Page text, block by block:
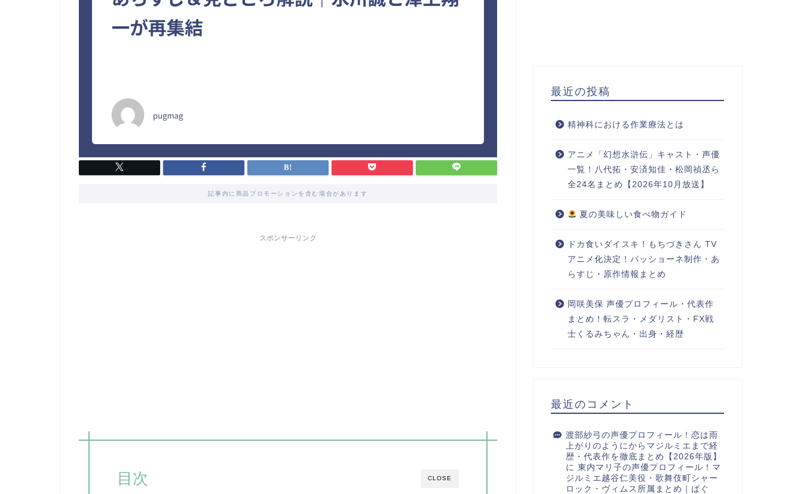
記事内に商品プロモーションを含む場合があります
スポンサーリンク
CLOSE
目次
最近の投稿
精神科における作業療法とは
アニメ「幻想水滸伝」キャスト・声優
一覧！八代拓・安済知佳・松岡禎丞ら
全24名まとめ【2026年10月放送】
夏の美味しい食べ物ガイド
ドカ食いダイスキ！もちづきさん TV
アニメ化決定！パッショーネ制作・あ
らすじ・原作情報まとめ
岡咲美保 声優プロフィール・代表作
まとめ！転スラ・メダリスト・FX戦
士くるみちゃん・出身・経歴
最近のコメント
渡部紗弓の声優プロフィール！恋は雨
上がりのようにからマジルミエまで経
歴・代表作を徹底まとめ【2026年版】
に 東内マリ子の声優プロフィール！マ
ジルミエ越谷仁美役・歌舞伎町シャー
ロック・ヴィムス所属まとめ｜ぱぐ